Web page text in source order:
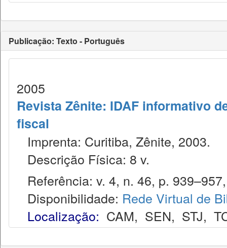
Publicação: Texto - Português
2005
Revista Zênite: IDAF informativo
fiscal
Imprenta: Curitiba, Zênite, 2003.
Descrição Física: 8 v.
Referência: v. 4, n. 46, p.
Disponibilidade: Rede Virtual de
Localização: CAM, SEN, STJ,